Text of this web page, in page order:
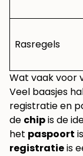
Rasregels
Wat vaak voor
Veel baasjes
registratie en
de chipis de
het paspoort
registratieis